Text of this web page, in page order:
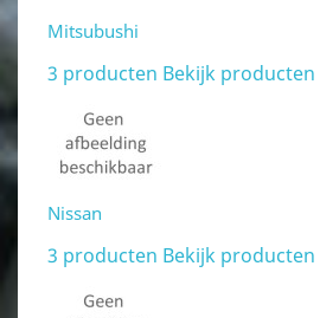
Mitsubushi
3 producten Bekijk producten
Nissan
3 producten Bekijk producten